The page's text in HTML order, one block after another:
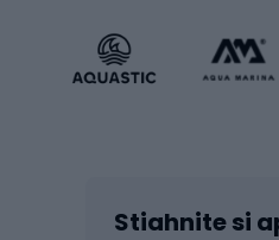
Príslušenstvo v
Beh na lyžiach
Stiahnite si